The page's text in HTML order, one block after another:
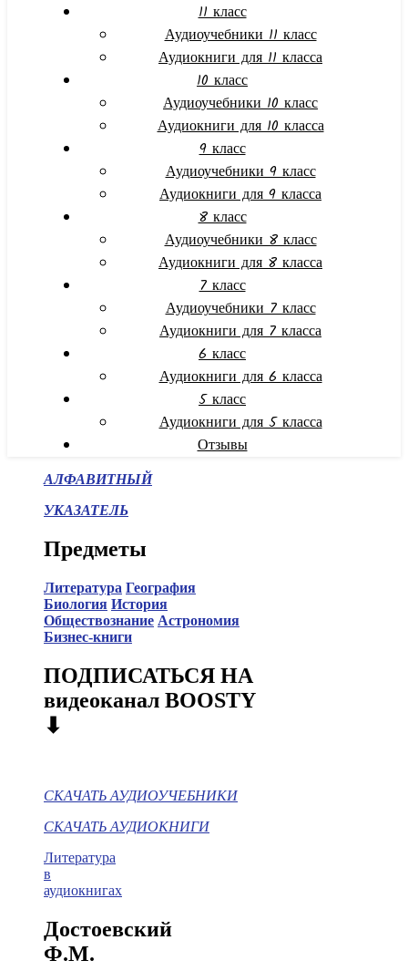
11 класс
Аудиоучебники 11 класс
Аудиокниги для 11 класса
10 класс
Аудиоучебники 10 класс
Аудиокниги для 10 класса
9 класс
Аудиоучебники 9 класс
Аудиокниги для 9 класса
8 класс
Аудиоучебники 8 класс
Аудиокниги для 8 класса
7 класс
Аудиоучебники 7 класс
Аудиокниги для 7 класса
6 класс
Аудиокниги для 6 класса
5 класс
Аудиокниги для 5 класса
Отзывы
АЛФАВИТНЫЙ
УКАЗАТЕЛЬ
Предметы
Литература География
Биология История
Обществознание Астрономия
Бизнес-книги
ПОДПИСАТЬСЯ НА
видеоканал BOOSTY
⬇
СКАЧАТЬ АУДИОУЧЕБНИКИ
СКАЧАТЬ АУДИОКНИГИ
Литература
в
аудиокнигах
Достоевский
Ф.М.